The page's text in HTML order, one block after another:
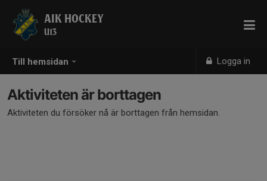
Till hemsidan Logga in
AIK HOCKEY
U13
Aktiviteten är borttagen
Aktiviteten du försöker nå är borttagen från hemsidan.